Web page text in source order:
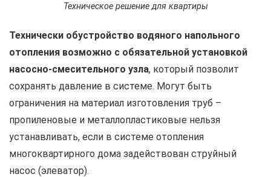
Техническое решение для квартиры
Технически обустройство водяного напольного
отопления возможно с обязательной установкой
насосно-смесительного узла, который позволит
сохранять давление в системе. Могут быть
ограничения на материал изготовления труб –
пропиленовые и металлопластиковые нельзя
устанавливать, если в системе отопления
многоквартирного дома задействован струйный
насос (элеватор).